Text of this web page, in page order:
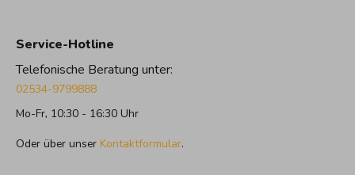
Service-Hotline
Telefonische Beratung unter:
02534-9799888
Mo-Fr, 10:30 - 16:30 Uhr
Oder über unser Kontaktformular.